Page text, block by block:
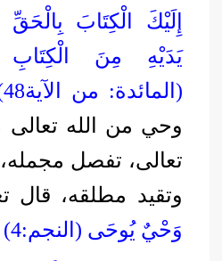
إِلَيْكَ الْكِتَابَ
يَدَيْهِ مِنَ الْكِتَابِ
(المائدة: من الآية48)
وحي من الله تعالى
تعالى، تفصل
وتقيد مطلقه، قال
وَحْيٌ يُوحَى (النجم:4)